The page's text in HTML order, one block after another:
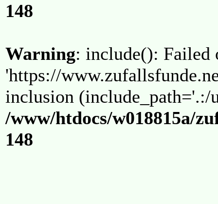
148
Warning: include(): Failed
'https://
inclusion (include_path='.:/
/www/htdocs/w018815a/
148